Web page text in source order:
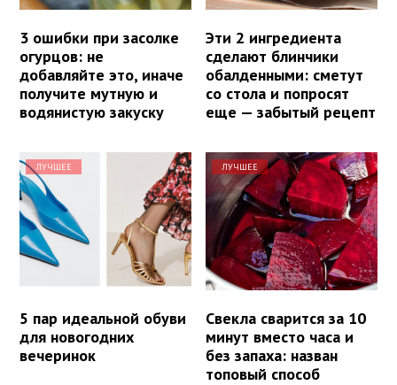
3 ошибки при засолке
огурцов: не
добавляйте это, иначе
получите мутную и
водянистую закуску
Эти 2 ингредиента
сделают блинчики
обалденными: сметут
со стола и попросят
еще — забытый рецепт
ЛУЧШЕЕ
5 пар идеальной обуви
для новогодних
вечеринок
ЛУЧШЕЕ
Свекла сварится за 10
минут вместо часа и
без запаха: назван
топовый способ